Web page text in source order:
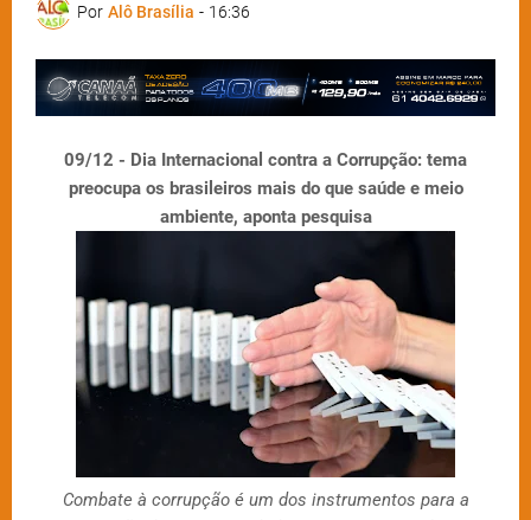
Por Alô Brasília - 16:36
09/12 - Dia Internacional contra a Corrupção: tema
preocupa os brasileiros mais do que saúde e meio
ambiente, aponta pesquisa
Combate à corrupção é um dos instrumentos para a